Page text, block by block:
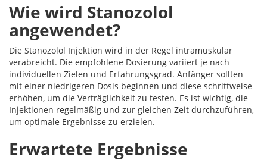
Wie wird Stanozolol
angewendet?
Die Stanozolol Injektion wird in der Regel intramuskulär
verabreicht. Die empfohlene Dosierung variiert je nach
individuellen Zielen und Erfahrungsgrad. Anfänger sollten
mit einer niedrigeren Dosis beginnen und diese schrittweise
erhöhen, um die Verträglichkeit zu testen. Es ist wichtig, die
Injektionen regelmäßig und zur gleichen Zeit durchzuführen,
um optimale Ergebnisse zu erzielen.
Erwartete Ergebnisse